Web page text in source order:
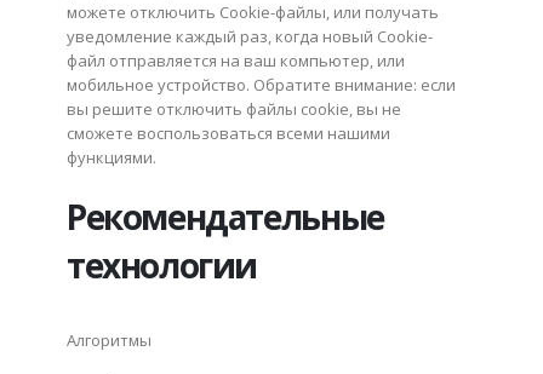
можете отключить Cookie-файлы, или получать
уведомление каждый раз, когда новый Cookie-
файл отправляется на ваш компьютер, или
мобильное устройство. Обратите внимание: если
вы решите отключить файлы cookie, вы не
сможете воспользоваться всеми нашими
функциями.
Рекомендательные
технологии
Алгоритмы